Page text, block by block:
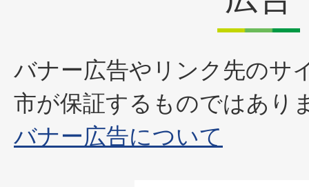
バナー広告やリンク先のサ
市が保証するものではあり
バナー広告について